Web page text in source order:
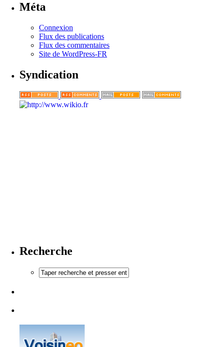
Méta
Connexion
Flux des publications
Flux des commentaires
Site de WordPress-FR
Syndication
Recherche